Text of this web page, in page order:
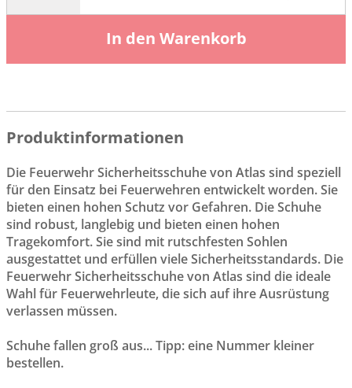
In den Warenkorb
Produktinformationen
Die Feuerwehr Sicherheitsschuhe von Atlas sind speziell
für den Einsatz bei Feuerwehren entwickelt worden. Sie
bieten einen hohen Schutz vor Gefahren. Die Schuhe
sind robust, langlebig und bieten einen hohen
Tragekomfort. Sie sind mit rutschfesten Sohlen
ausgestattet und erfüllen viele Sicherheitsstandards. Die
Feuerwehr Sicherheitsschuhe von Atlas sind die ideale
Wahl für Feuerwehrleute, die sich auf ihre Ausrüstung
verlassen müssen.
Schuhe fallen groß aus... Tipp: eine Nummer kleiner
bestellen.